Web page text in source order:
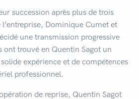
succession après plus de trois
l’entreprise, Dominique Cumet et
une transmission progressive
ont trouvé en Quentin Sagot un
expérience et de compétences
professionnel.
de reprise, Quentin Sagot